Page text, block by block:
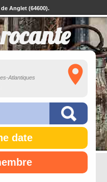
Anglet (64600).
Atlantiques
date